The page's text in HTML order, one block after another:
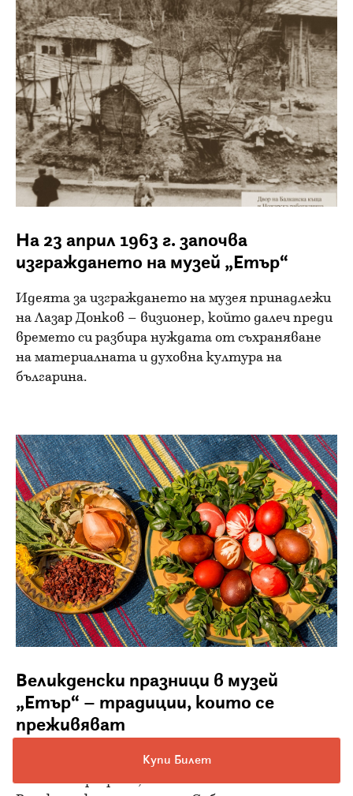
На 23 април 1963 г. започва
изграждането на музей „Етър“
Идеята за изграждането на музея принадлежи
на Лазар Донков – визионер, който далеч преди
времето си разбира нуждата от съхраняване
на материалната и духовна култура на
българина.
Великденски празници в музей
„Етър“ – традиции, които се
преживяват
От 6 април музей „Етър“ посреща посетители
с богата програма, посветена на
Купи Билет